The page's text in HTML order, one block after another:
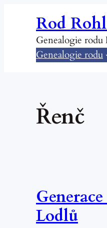
Rod
Genealogie
Genealogie rodu
Řenč
Lodlů